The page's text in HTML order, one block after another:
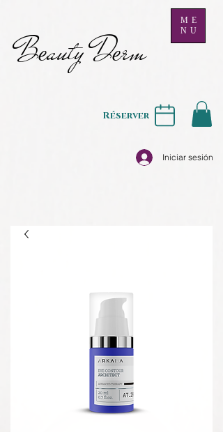
Beauty Derm
ME
NU
Iniciar sesión
Réserver